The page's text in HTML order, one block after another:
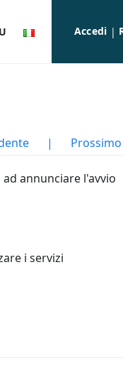
Accedi |
| Prossimo
annunciare l'avvio
i servizi